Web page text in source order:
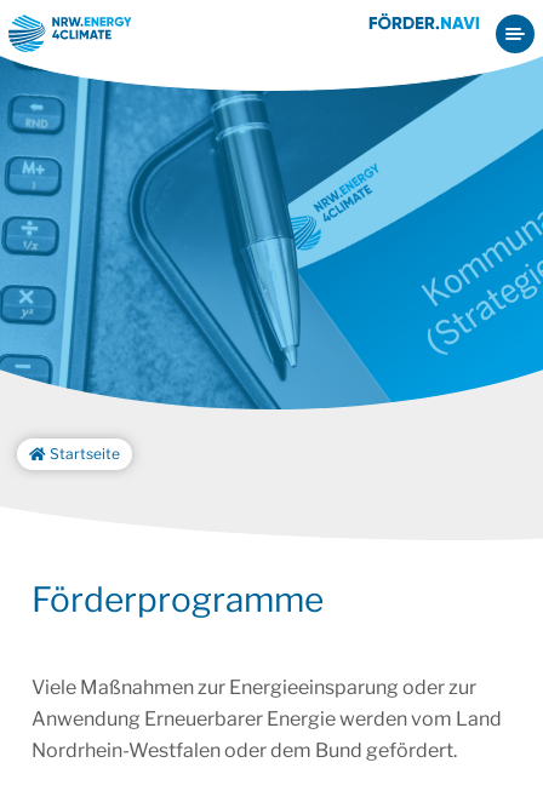
Startseite
Förderprogramme
Viele Maßnahmen zur Energieeinsparung oder zur
Anwendung Erneuerbarer Energie werden vom Land
Nordrhein-Westfalen oder dem Bund gefördert.